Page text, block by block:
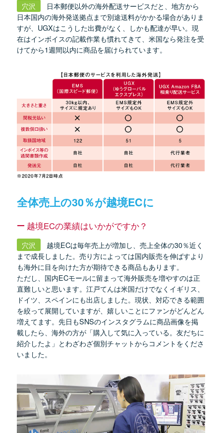
穴沢
日本郵便以外の海外配送サービスだと、地方から
日本国内の海外発送拠点まで別途送料がかかる場合がありま
すが、UGXはこうした出費がなく、しかも配達が早い。現
在はインボイスの記載作業も慣れてきて、米国なら発注を受
けてから1週間以内に商品を届けられています。
全体売上の30％が越境ECに
越境ECの業績はいかがですか？
穴沢
越境ECは毎年売上が増加し、売上全体の30％近く
まで成長しました。売り方によっては国内販売を伸ばすより
も海外に目を向けた方が期待できる商品もあります。
ただし、国内ECモールに留まって海外販売を増やすのは正
直難しいと思います。江戸てんは米国だけでなくイギリス、
ドイツ、スペインにも出店しました。現状、対応できる範囲
を絞って展開していますが、嬉しいことにファンがどんどん
増えてます。先日もSNSのインスタグラムに商品画像を掲
載したら、海外の方が「購入して気に入っている。友だちに
紹介したよ」とわざわざ個別チャットからコメントをくださ
いました。